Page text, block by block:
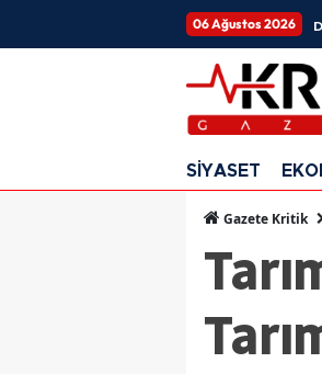
06 Ağustos 2026
SİYASET
Gazete Kritik